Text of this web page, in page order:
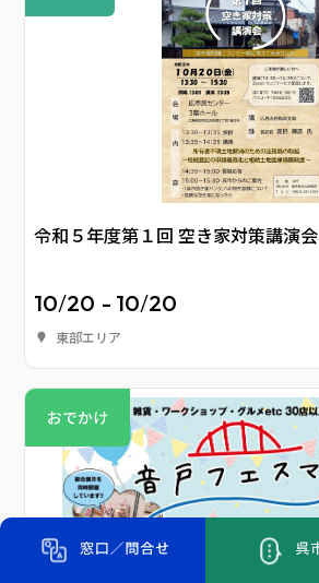
令和５年度第１回 空き家対策講演会
10/20 - 10/20
東部エリア
おでかけ